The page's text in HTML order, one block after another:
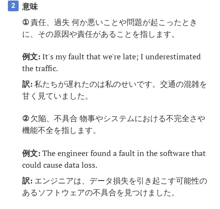
2
意味
①責任、過失 何か悪いことや問題が起こったとき
に、その原因や責任があることを指します。
例文:It's my fault that we're late; I underestimated
the traffic.
訳:私たちが遅れたのは私のせいです。交通の混雑を
甘く見ていました。
②欠陥、不具合 物事やシステムにおける不完全さや
機能不全を指します。
例文:The engineer found a fault in the software that
could cause data loss.
訳:エンジニアは、データ損失を引き起こす可能性の
あるソフトウェアの不具合を見つけました。